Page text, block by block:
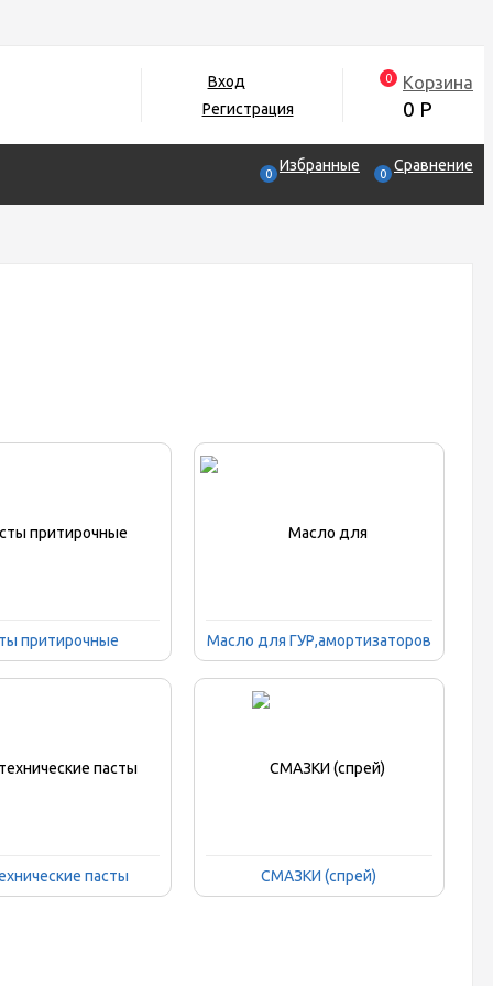
Вход
Регистрация
0 Корзина
0 Р
0 Избранные 0 Сравнение
притирочные Масло для ГУР,амортизаторов
пасты СМАЗКИ (спрей)